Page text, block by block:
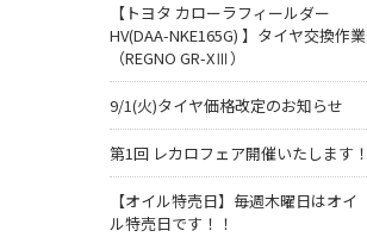
【トヨタ カローラフィールダー
HV(DAA-NKE165G) 】タイヤ交換作業
（REGNO GR-XⅢ）
9/1(火)タイヤ価格改定のお知らせ
第1回 レカロフェア開催いたします！
【オイル特売日】毎週木曜日はオイ
ル特売日です！！